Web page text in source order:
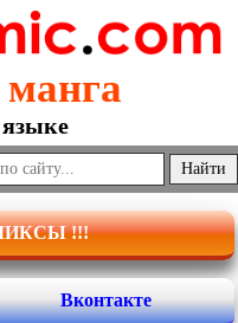
!!!
Вконтакте